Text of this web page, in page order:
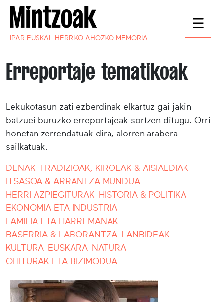
IPAR EUSKAL HERRIKO AHOZKO MEMORIA
Erreportaje tematikoak
Lekukotasun zati ezberdinak elkartuz gai jakin
batzuei buruzko erreportajeak sortzen ditugu. Orri
honetan zerrendatuak dira, alorren arabera
sailkatuak.
DENAK TRADIZIOAK, KIROLAK & AISIALDIAK
ITSASOA & ARRANTZA MUNDUA
HERRI AZPIEGITURAK HISTORIA & POLITIKA
EKONOMIA ETA INDUSTRIA
FAMILIA ETA HARREMANAK
BASERRIA & LABORANTZA LANBIDEAK
KULTURA EUSKARA NATURA
OHITURAK ETA BIZIMODUA